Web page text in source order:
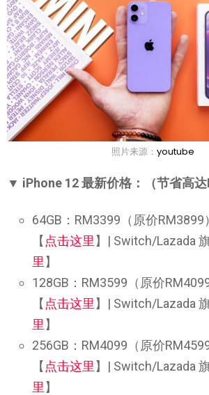
照片来源： youtube
▼ iPhone 12 最新价格：（节省高达
64GB：RM3399（原价RM3899
【点击这里】| Switch/Lazada
里】
128GB：RM3599（原价
【点击这里】| Switch/Lazada
里】
256GB：RM4099（原价
【点击这里】| Switch/Lazada
里】